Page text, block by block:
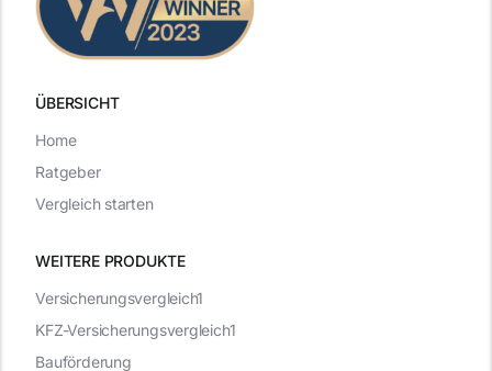
ÜBERSICHT
WEITERE PRODUKTE
Versicherungsvergleich1
KFZ-Versicherungsvergleich1
Bauförderung
Home
Ratgeber
Vergleich starten